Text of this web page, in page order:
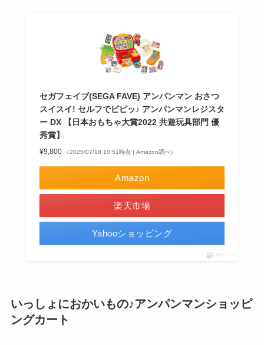
セガフェイブ(SEGA FAVE) アンパンマン おさつ
スイスイ! セルフでピピッ♪ アンパンマンレジスタ
ー DX 【日本おもちゃ大賞2022 共遊玩具部門 優
秀賞】
¥9,800 （2025/07/18 10:51時点 | Amazon調べ）
Amazon
楽天市場
Yahooショッピング
ポチップ
いっしょにおかいもの♪アンパンマンショッピ
ングカート